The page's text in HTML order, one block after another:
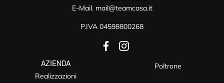
E-Mail. mail@teamcasa.it
P.IVA 04598800268
AZIENDA
Realizzazioni
Poltrone